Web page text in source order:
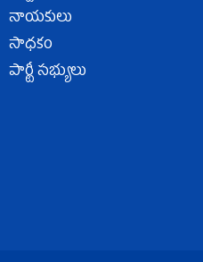
నాయకులు
సాధకం
పార్టీ సభ్యులు